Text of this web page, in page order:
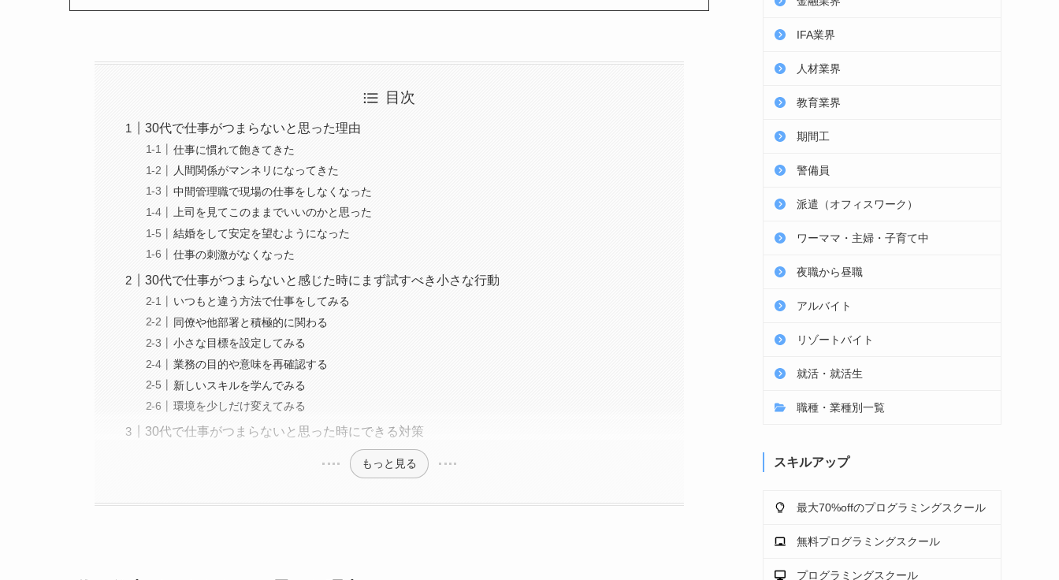
目次
30代で仕事がつまらないと思った理由
仕事に慣れて飽きてきた
人間関係がマンネリになってきた
中間管理職で現場の仕事をしなくなった
上司を見てこのままでいいのかと思った
結婚をして安定を望むようになった
仕事の刺激がなくなった
30代で仕事がつまらないと感じた時にまず試すべき小さな行動
いつもと違う方法で仕事をしてみる
同僚や他部署と積極的に関わる
小さな目標を設定してみる
業務の目的や意味を再確認する
新しいスキルを学んでみる
環境を少しだけ変えてみる
30代で仕事がつまらないと思った時にできる対策
もっと見る
IFA業界
人材業界
教育業界
期間工
警備員
派遣（オフィスワーク）
ワーママ・主婦・子育て中
夜職から昼職
アルバイト
リゾートバイト
就活・就活生
職種・業種別一覧
スキルアップ
最大70%offのプログラミングスクール
無料プログラミングスクール
プログラミングスクール